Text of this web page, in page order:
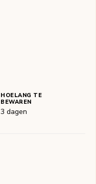
HOELANG TE
BEWAREN
3 dagen